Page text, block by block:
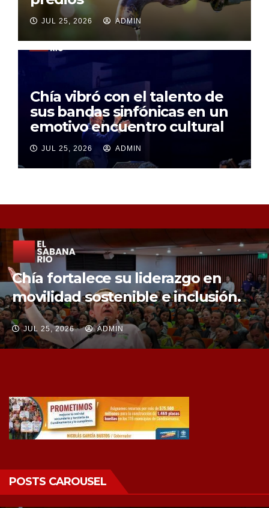
JUL 25, 2026 ADMIN
Chía vibró con el talento de
sus bandas sinfónicas en un
emotivo encuentro cultural
JUL 25, 2026 ADMIN
Chía fortalece la protección de sus
fuentes hídricas con la compra de
tres nuevos predios
JUL 25, 2026 ADMIN
POSTS CAROUSEL